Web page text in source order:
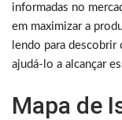
informadas no
em maximizar a
lendo para
ajudá-lo a alcançar
Mapa de